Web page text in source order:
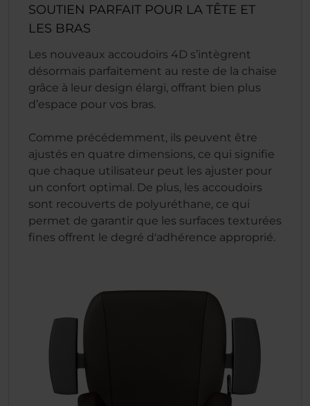
SOUTIEN PARFAIT POUR LA TÊTE ET
LES BRAS
Les nouveaux accoudoirs 4D s’intègrent
désormais parfaitement au reste de la chaise
grâce à leur design élargi, offrant bien plus
d’espace pour vos bras.
Comme précédemment, ils peuvent être
ajustés en quatre dimensions, ce qui signifie
que chaque utilisateur peut les ajuster pour
un confort optimal. De plus, les accoudoirs
sont recouverts de polyuréthane, ce qui
permet de garantir que les surfaces texturées
fines offrent le degré d'adhérence approprié.